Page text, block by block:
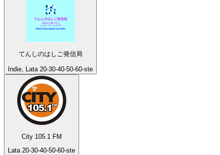
てんしのはしご発信局
Indie, Lata 20-30-40-50-60-ste
City 105.1 FM
Lata 20-30-40-50-60-ste